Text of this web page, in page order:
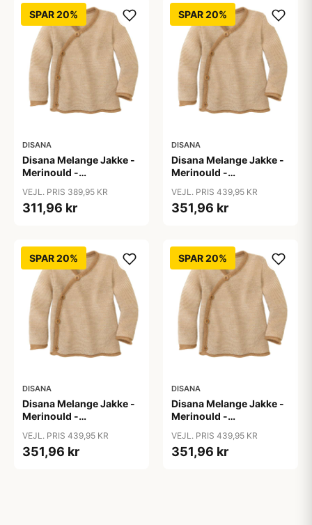
SPAR 20%
DISANA
Disana Melange Jakke -
Merinould -
VEJL. PRIS 389,95 KR
311,96 kr
SPAR 20%
DISANA
Disana Melange Jakke -
Merinould -
VEJL. PRIS 439,95 KR
351,96 kr
SPAR 20%
DISANA
Disana Melange Jakke -
Merinould -
VEJL. PRIS 439,95 KR
351,96 kr
SPAR 20%
DISANA
Disana Melange Jakke -
Merinould -
VEJL. PRIS 439,95 KR
351,96 kr